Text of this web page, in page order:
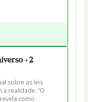
+ 2
sobre as leis
a realidade. “O
como